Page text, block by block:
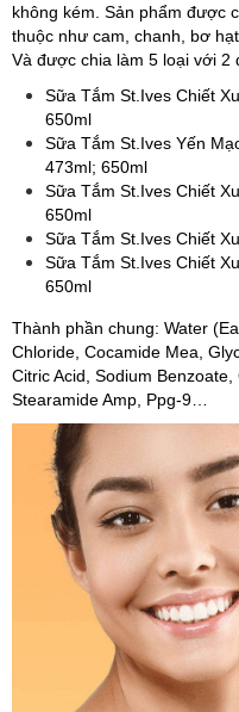
không kém. Sản phẩm được
thuộc như cam, chanh, bơ
Và được chia làm 5 loại với 2
Sữa Tắm St.Ives Chiết
650ml
Sữa Tắm St.Ives Yến
473ml; 650ml
Sữa Tắm St.Ives Chiết
650ml
Sữa Tắm St.Ives Chiết
Sữa Tắm St.Ives Chiết
650ml
Thành phần chung: Water
Chloride, Cocamide Mea,
Citric Acid, Sodium Benzoate,
Stearamide Amp, Ppg-9…